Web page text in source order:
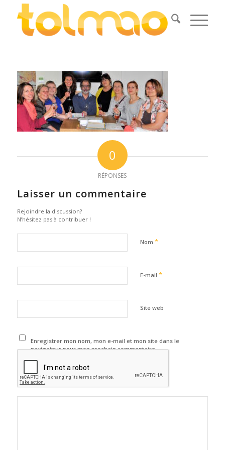
0
RÉPONSES
Laisser un commentaire
Rejoindre la discussion?
N’hésitez pas à contribuer !
Nom *
E-mail *
Site web
Enregistrer mon nom, mon e-mail et mon site dans le
navigateur pour mon prochain commentaire.